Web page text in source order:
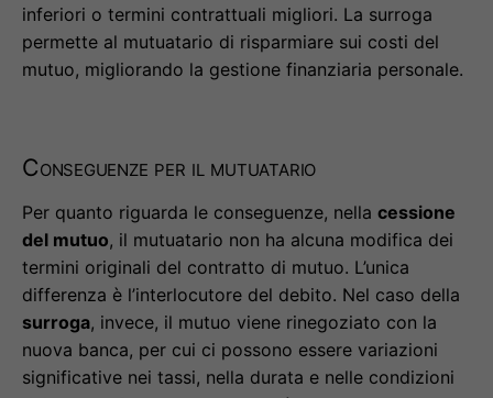
inferiori o termini contrattuali migliori. La surroga
permette al mutuatario di risparmiare sui costi del
mutuo, migliorando la gestione finanziaria personale.
Conseguenze per il mutuatario
Per quanto riguarda le conseguenze, nella cessione
del mutuo, il mutuatario non ha alcuna modifica dei
termini originali del contratto di mutuo. L’unica
differenza è l’interlocutore del debito. Nel caso della
surroga, invece, il mutuo viene rinegoziato con la
nuova banca, per cui ci possono essere variazioni
significative nei tassi, nella durata e nelle condizioni